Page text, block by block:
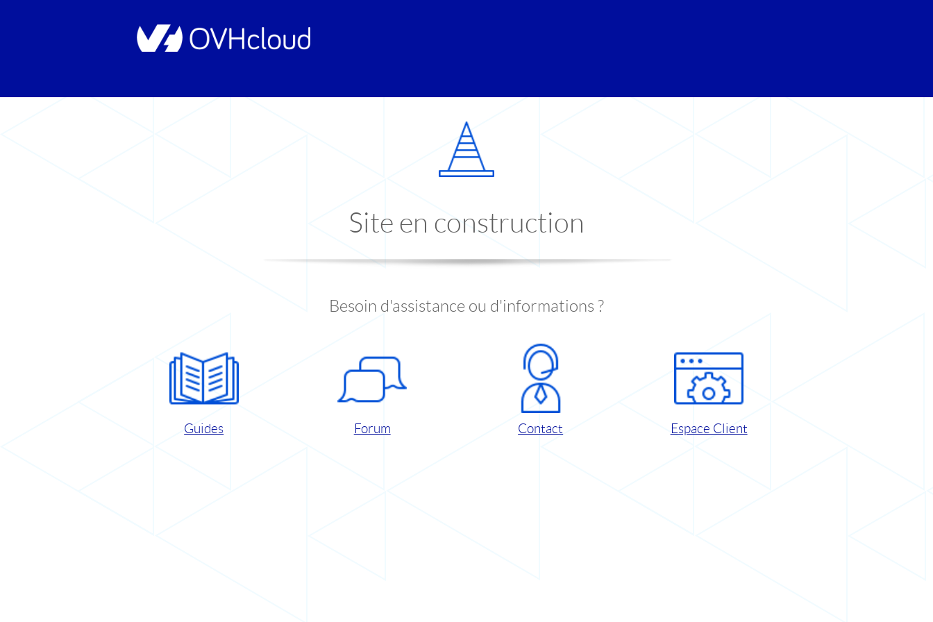
Site en construction
Besoin d'assistance ou d'informations ?
Guides Forum Contact Espace Client